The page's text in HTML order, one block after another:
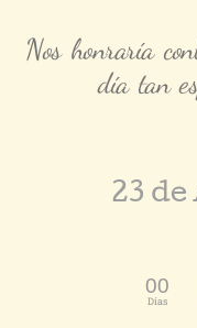
Nos honraría
día tan
23 de
00
Días